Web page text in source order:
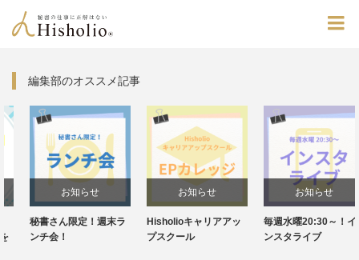
編集部のオススメ記事
お知らせ
秘書さん限定！週末ラ
ンチ会！
お知らせ
Hisholioキャリアアッ
プスクール
お知らせ
毎週水曜20:30～！イ
ンスタライブ